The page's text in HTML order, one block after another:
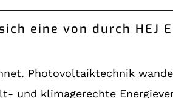
eine von durch HEJ
Photovoltaiktechnik
und klimagerechte